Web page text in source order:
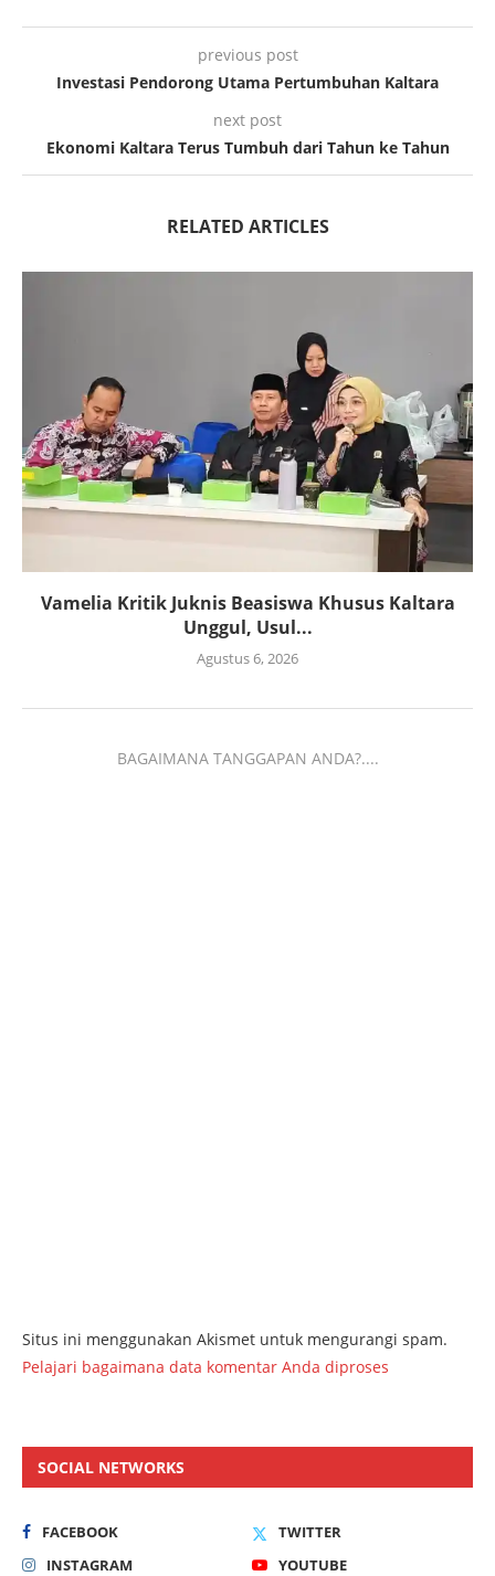
previous post
Investasi Pendorong Utama Pertumbuhan Kaltara
next post
Ekonomi Kaltara Terus Tumbuh dari Tahun ke Tahun
RELATED ARTICLES
Vamelia Kritik Juknis Beasiswa Khusus Kaltara
Unggul, Usul...
Agustus 6, 2026
BAGAIMANA TANGGAPAN ANDA?....
Situs ini menggunakan Akismet untuk mengurangi spam.
Pelajari bagaimana data komentar Anda diproses
SOCIAL NETWORKS
FACEBOOK
TWITTER
INSTAGRAM
YOUTUBE